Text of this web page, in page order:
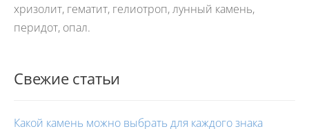
Свежие статьи
Какой камень можно выбрать для каждого знака
хризолит, гематит, гелиотроп, лунный камень,
перидот, опал.